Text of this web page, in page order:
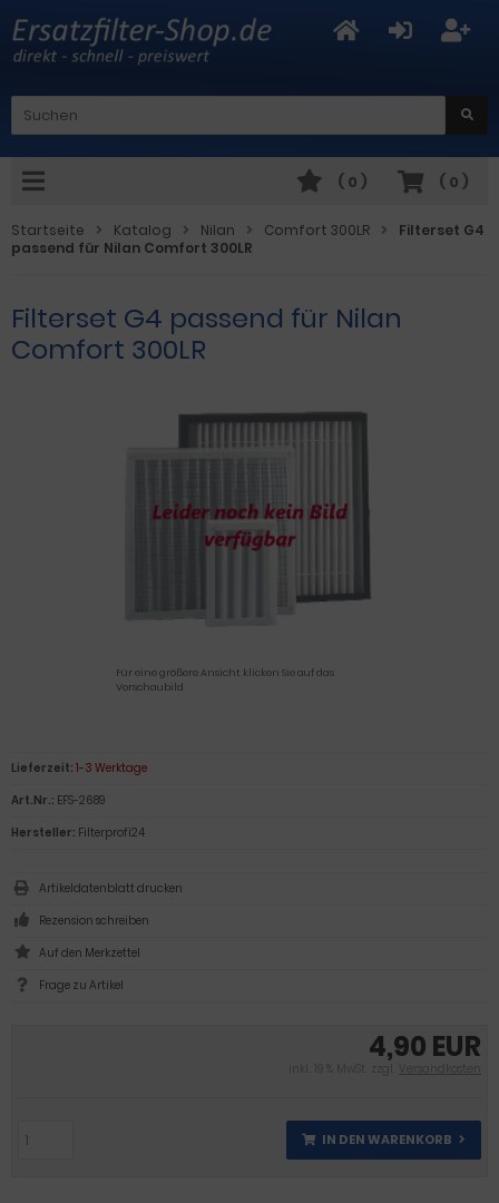
( 0 )
( 0 )
Startseite Katalog Nilan Comfort 300LR
Filterset G4
passend für Nilan Comfort 300LR
Filterset G4 passend für Nilan
Comfort 300LR
Für eine größere Ansicht klicken Sie auf das
Vorschaubild
4,90 EUR
inkl. 19 % MwSt. zzgl. Versandkosten
IN DEN WARENKORB
Lieferzeit: 1-3 Werktage
Art.Nr.: EFS-2689
Hersteller: Filterprofi24
Artikeldatenblatt drucken
Rezension schreiben
Frage zu Artikel